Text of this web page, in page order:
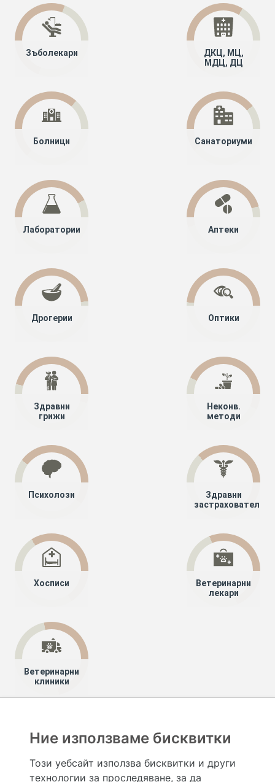
Зъболекари
ДКЦ, МЦ,
МДЦ, ДЦ
Болници Санаториуми
Лаборатории Аптеки
Дрогерии Оптики
Здравни
грижи
Неконв.
методи
Психолози
Здравни
застрахователи
Хосписи
Ветеринарни
лекари
Ветеринарни
клиники
Кардиология (сърдечни болести)
Добрич
Hapche.bg НЕ е медицински, зравен или сроден специалист и НЕ дава медицински
Ние използваме бисквитки
Този уебсайт използва бисквитки и други
технологии за проследяване, за да